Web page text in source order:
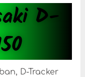
D-
D-Tracker